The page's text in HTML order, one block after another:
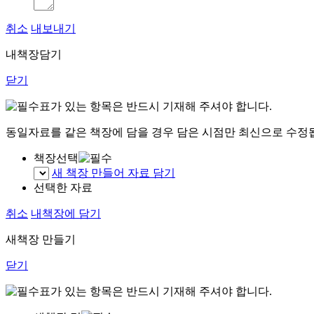
취소 내보내기
내책장담기
닫기
표가 있는 항목은 반드시 기재해 주셔야 합니다.
동일자료를 같은 책장에 담을 경우 담은 시점만 최신으로 수정
책장선택
새 책장 만들어 자료 담기
선택한 자료
취소 내책장에 담기
새책장 만들기
닫기
표가 있는 항목은 반드시 기재해 주셔야 합니다.